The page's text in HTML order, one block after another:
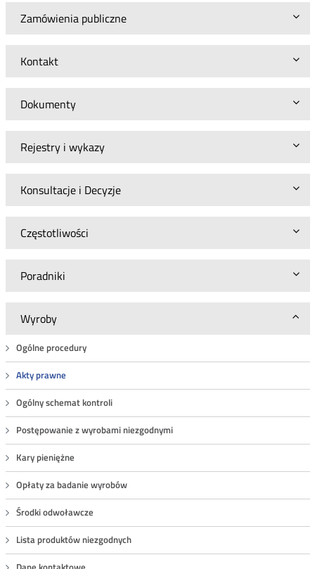
Zamówienia publiczne
Kontakt
Dokumenty
Rejestry i wykazy
Konsultacje i Decyzje
Częstotliwości
Poradniki
Wyroby
Ogólne procedury
Akty prawne
Ogólny schemat kontroli
Postępowanie z wyrobami niezgodnymi
Kary pieniężne
Opłaty za badanie wyrobów
Środki odwoławcze
Lista produktów niezgodnych